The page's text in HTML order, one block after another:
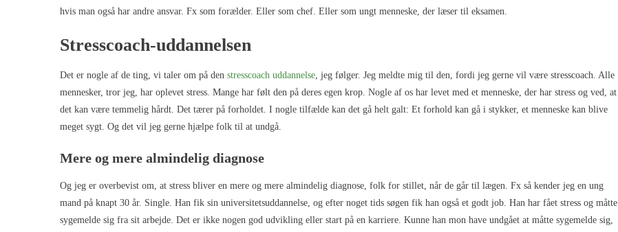
hvis man også har andre ansvar. Fx som forælder. Eller som chef. Eller som ungt menneske, der læser til eksamen.
Stresscoach-uddannelsen
Det er nogle af de ting, vi taler om på den stresscoach uddannelse, jeg følger. Jeg meldte mig til den, fordi jeg gerne vil være stresscoach. Alle
mennesker, tror jeg, har oplevet stress. Mange har følt den på deres egen krop. Nogle af os har levet med et menneske, der har stress og ved, at
det kan være temmelig hårdt. Det tærer på forholdet. I nogle tilfælde kan det gå helt galt: Et forhold kan gå i stykker, et menneske kan blive
meget sygt. Og det vil jeg gerne hjælpe folk til at undgå.
Mere og mere almindelig diagnose
Og jeg er overbevist om, at stress bliver en mere og mere almindelig diagnose, folk for stillet, når de går til lægen. Fx så kender jeg en ung
mand på knapt 30 år. Single. Han fik sin universitetsuddannelse, og efter noget tids søgen fik han også et godt job. Han har fået stress og måtte
sygemelde sig fra sit arbejde. Det er ikke nogen god udvikling eller start på en karriere. Kunne han mon have undgået at måtte sygemelde sig,